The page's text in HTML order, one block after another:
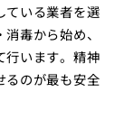
ている業者を選
毒から始め、
行います。精神
るのが最も安全